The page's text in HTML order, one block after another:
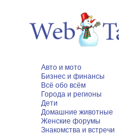
Авто и мото
Бизнес и финансы
Всё обо всём
Города и регионы
Дети
Домашние животные
Женские форумы
Знакомства и встречи